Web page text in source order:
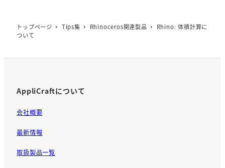
b
o
トップページ Tips集 Rhinoceros関連製品
Rhino: 体積計算に
ついて
AppliCraftについて
会社概要
最新情報
取扱製品一覧